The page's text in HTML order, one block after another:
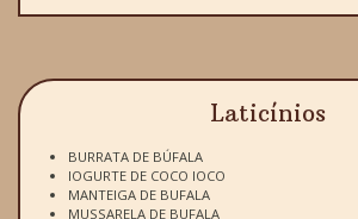
Laticínios
BURRATA DE BÚFALA
IOGURTE DE COCO IOCO
MANTEIGA DE BUFALA
MUSSARELA DE BUFALA